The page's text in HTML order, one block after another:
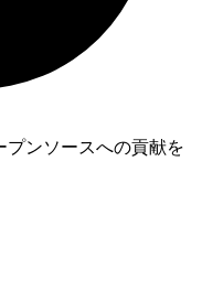
プンソースへの貢献を